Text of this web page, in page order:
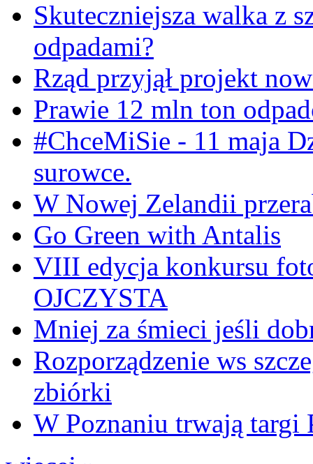
Skuteczniejsza walka z
odpadami?
Rząd przyjął projekt
Prawie 12 mln ton
#ChceMiSie - 11 maja
surowce.
W Nowej Zelandii
Go Green with Antalis
VIII edycja konkursu
OJCZYSTA
Mniej za śmieci jeśli
Rozporządzenie ws
zbiórki
W Poznaniu trwają